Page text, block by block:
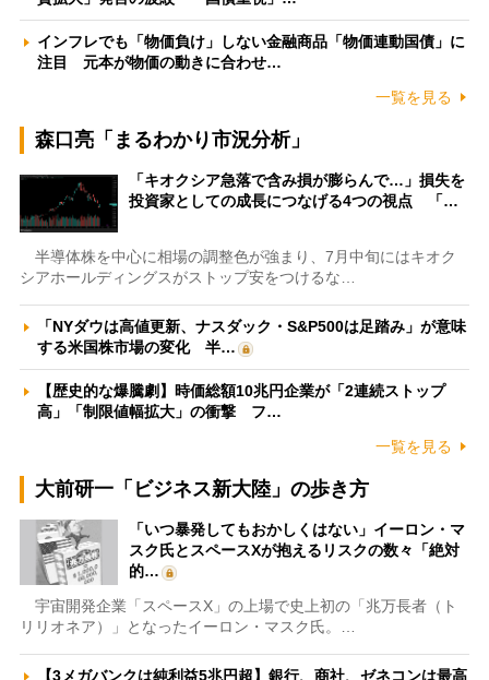
インフレでも「物価負け」しない金融商品「物価連動国債」に
注目 元本が物価の動きに合わせ…
一覧を見る
森口亮「まるわかり市況分析」
「キオクシア急落で含み損が膨らんで…」損失を
投資家としての成長につなげる4つの視点 「…
半導体株を中心に相場の調整色が強まり、7月中旬にはキオク
シアホールディングスがストップ安をつけるな…
「NYダウは高値更新、ナスダック・S&P500は足踏み」が意味
する米国株市場の変化 半…
【歴史的な爆騰劇】時価総額10兆円企業が「2連続ストップ
高」「制限値幅拡大」の衝撃 フ…
一覧を見る
大前研一「ビジネス新大陸」の歩き方
「いつ暴発してもおかしくはない」イーロン・マ
スク氏とスペースXが抱えるリスクの数々「絶対
的…
宇宙開発企業「スペースX」の上場で史上初の「兆万長者（ト
リリオネア）」となったイーロン・マスク氏。…
【3メガバンクは純利益5兆円超】銀行、商社、ゼネコンは最高